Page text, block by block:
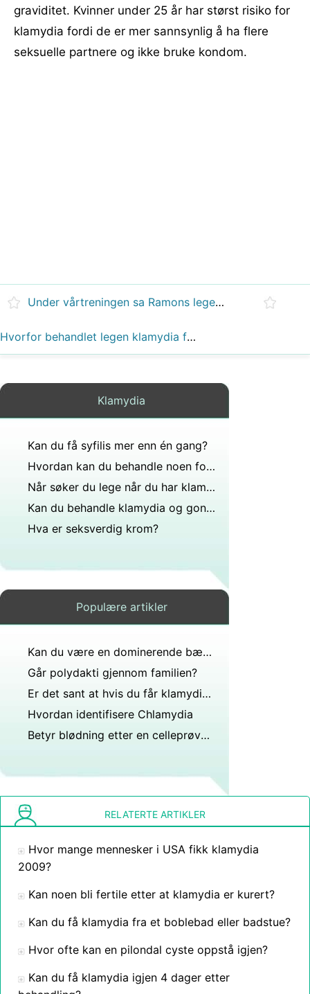
graviditet. Kvinner under 25 år har størst risiko for
klamydia fordi de er mer sannsynlig å ha flere
seksuelle partnere og ikke bruke kondom.
Under vårtreningen sa Ramons legen til ham at han måtte drikke en liter vann for hver 3. time som ble satt inn. Hvis Ramon drakk liter hver uke i løpet av de seks ukene treningene?
Hvorfor behandlet legen klamydia før de fikk testresultater?
Klamydia
Kan du få syfilis mer enn én gang?
Hvordan kan du behandle noen for klamydia uten at de vet det?
Når søker du lege når du har klamydia?
Kan du behandle klamydia og gonoré samtidig?
Hva er seksverdig krom?
Populære artikler
Kan du være en dominerende bærer av klamydia?
Går polydakti gjennom familien?
Er det sant at hvis du får klamydia mer enn én gang kan det bli til AIDS?
Hvordan identifisere Chlamydia
Betyr blødning etter en celleprøve klamydia?
RELATERTE ARTIKLER
Hvor mange mennesker i USA fikk klamydia
2009?
Kan noen bli fertile etter at klamydia er kurert?
Kan du få klamydia fra et boblebad eller badstue?
Hvor ofte kan en pilondal cyste oppstå igjen?
Kan du få klamydia igjen 4 dager etter